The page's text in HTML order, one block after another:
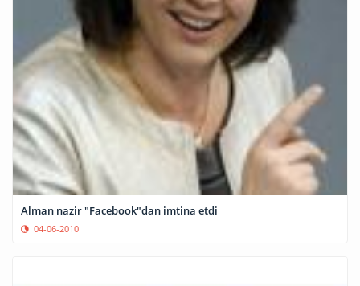
Alman nazir "Facebook"dan imtina etdi
04-06-2010